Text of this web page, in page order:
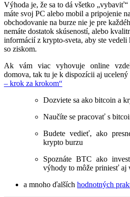
Výhoda je, že sa to dá všetko
máte svoj PC alebo mobil a pripojenie
obchodovanie na burze nie je pre
nemáte dostatok skúseností, alebo
informácií z krypto-sveta, aby ste
so ziskom.
Ak vám viac vyhovuje online
domova, tak tu je k dispozícii aj
– krok za krokom“
Dozviete sa ako bitcoin a
Naučíte se pracovať s
Budete vedieť, ako
krypto burzu
Spoznáte BTC ako
výhody to môže priniesť aj
a mnoho ďalších hodnotných